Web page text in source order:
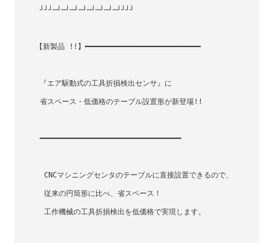
   ┘┘┘─┘─┘─┘─┘─┘─┘─┘─┘┘┘┘
  【新製品 !!】━━━━━━━━━━━━━━━━━━━━━━━━━━━
   『エア駆動式の工具折損検出センサ』に
   省スペース・低価格のテーブル設置形が新登場!!
   ━━━━━━━━━━━━━━━━━━━━━━━━━━━━━━━━━
    CNCマシニングセンタのテーブルに直接設置できるので、
    従来の円筒形に比べ、省スペース！
    工作機械の工具折損検出を低価格で実現します。